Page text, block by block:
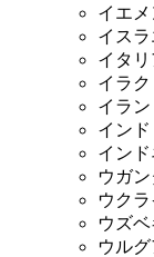
イエメ
イス
イタリ
イラク
イラン
インド
イン
ウガ
ウク
ウズ
ウルグ